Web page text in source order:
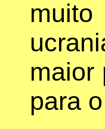
maior
para